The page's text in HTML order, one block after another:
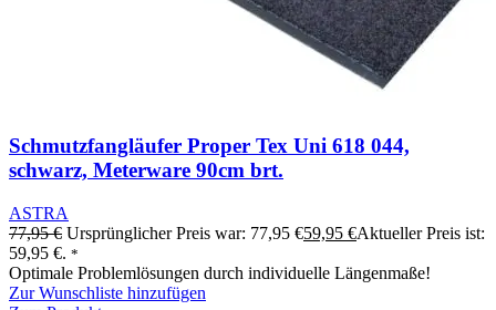
Schmutzfangläufer Proper Tex Uni 618 044,
schwarz, Meterware 90cm brt.
ASTRA
77,95€ Ursprünglicher Preis war: 77,95 €59,95 €Aktueller Preis ist:
59,95 €. *
Optimale Problemlösungen durch individuelle Längenmaße!
Zur Wunschliste hinzufügen